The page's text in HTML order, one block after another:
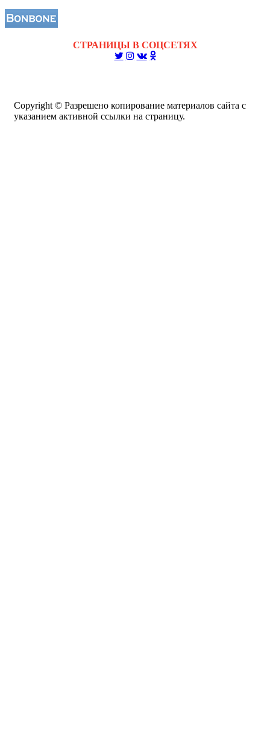
СТРАНИЦЫ В СОЦСЕТЯХ
Copyright © Разрешено копирование материалов сайта с
указанием активной ссылки на страницу.